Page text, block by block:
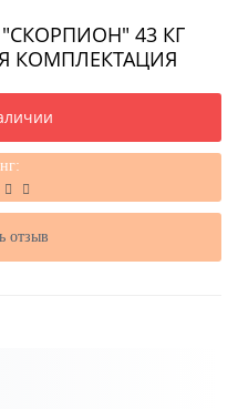
43 КГ
КОМПЛЕКТАЦИЯ
отзыв